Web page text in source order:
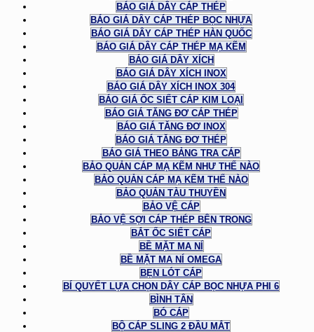
BÁO GIÁ DÂY CÁP THÉP
BÁO GIÁ DÂY CÁP THÉP BỌC NHỰA
BÁO GIÁ DÂY CÁP THÉP HÀN QUỐC
BÁO GIÁ DÂY CÁP THÉP MẠ KẼM
BÁO GIÁ DÂY XÍCH
BÁO GIÁ DÂY XÍCH INOX
BÁO GIÁ DÂY XÍCH INOX 304
BÁO GIÁ ỐC SIẾT CÁP KIM LOẠI
BÁO GIÁ TĂNG ĐƠ CÁP THÉP
BÁO GIÁ TĂNG ĐƠ INOX
BÁO GIÁ TĂNG ĐƠ THÉP
BÁO GIÁ THEO BẢNG TRA CÁP
BẢO QUẢN CÁP MẠ KẼM NHƯ THẾ NÀO
BẢO QUẢN CÁP MẠ KẼM THẾ NÀO
BẢO QUẢN TÀU THUYỀN
BẢO VỆ CÁP
BẢO VỆ SỢI CÁP THÉP BÊN TRONG
BẮT ỐC SIẾT CÁP
BỀ MẶT MA NÍ
BỀ MẶT MA NÍ OMEGA
BẸN LÓT CÁP
BÍ QUYẾT LỰA CHỌN DÂY CÁP BỌC NHỰA PHI 6
BÌNH TÂN
BÓ CÁP
BỘ CÁP SLING 2 ĐẦU MẮT